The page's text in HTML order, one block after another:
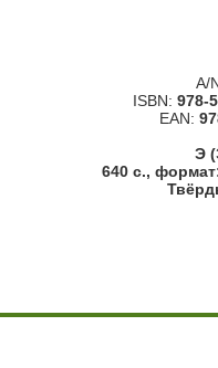
A/
ISBN: 978-
EAN:
Э
640 с.,